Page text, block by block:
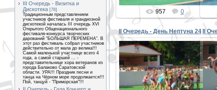
III Очередь - Визитка и
Дискотека [78]
Традиционным представлением
участников фестиваля и грандиозной
дискотекой началась III очередь XVI
Открытого Общенационального
фестиваля-конкурса творческих
дарований "БОЛЬШАЯ ПЕРЕМЕНА". В
этот раз фестиваль собрал участников
действительно от мала до велика!!!
Самой маленькой участнице всего 4
года, а самой старшей ... -
представительнице хора ветеранов из
города Балаково Саратовской
области. УРА!!! Праздник песни и
танца на Чёрном море продолжается!!!
Пой, танцуй - "Приморская"!!!
957 0
II Очередь - День Нептуна 24
30.08.2015
PETER
II